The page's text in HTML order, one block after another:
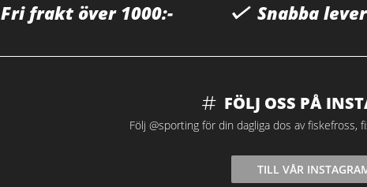
Fri frakt över 1000:- Snabba
FÖLJ OSS PÅ
Följ @sporting för din dagliga dos av fiskefross,
TILL VÅR